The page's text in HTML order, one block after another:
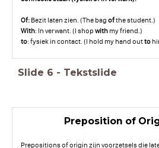
Of: Bezit laten zien. (The bag ofthe student.)
With: In verwant. (I shop with my friend.)
to: fysiek in contact. (I hold my hand outto
Slide 6 - Tekstslide
Preposition of
Prepositions of origin zijn voorzetsels die